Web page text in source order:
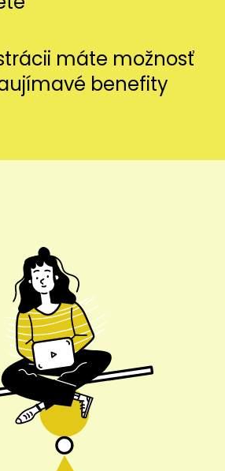
máte možnosť
benefity